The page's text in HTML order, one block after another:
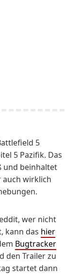
5
5 Pazifik. Das
und beinhaltet
auch wirklich
wer nicht
kann das hier
Bugtracker
den Trailer zu
startet dann